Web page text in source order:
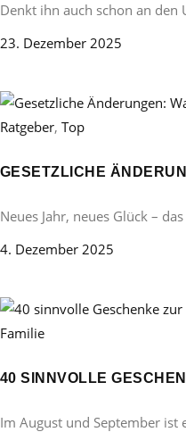
Denkt ihn auch schon an den
23. Dezember 2025
Ratgeber, Top
GESETZLICHE
Neues Jahr, neues Glück –
4. Dezember 2025
Familie
40 SINNVOLLE
Im August und September ist